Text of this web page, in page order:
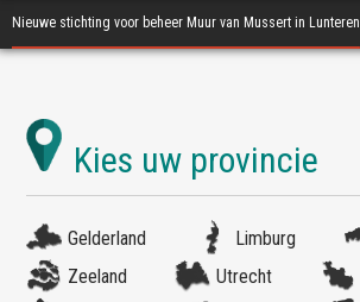
Nieuwe stichting voor beheer Muur van Mussert in Lunteren
Gelderland Limburg
Zeeland
Utrecht